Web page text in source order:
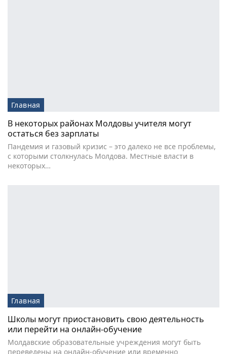
Главная
В некоторых районах Молдовы учителя могут
остаться без зарплаты
Пандемия и газовый кризис – это далеко не все проблемы,
с которыми столкнулась Молдова. Местные власти в
некоторых…
Главная
Школы могут приостановить свою деятельность
или перейти на онлайн-обучение
Молдавские образовательные учреждения могут быть
переведены на онлайн-обучение или временно